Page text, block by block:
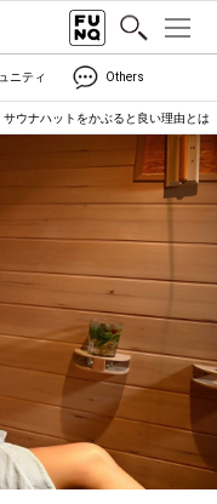
ニティ Others
ウナハットをかぶると良い理由とは